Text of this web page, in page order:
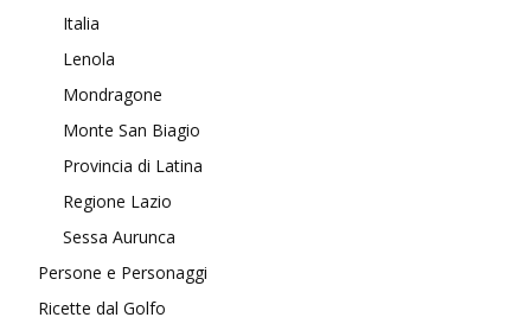
Italia
Lenola
Mondragone
Monte San Biagio
Provincia di Latina
Regione Lazio
Sessa Aurunca
Persone e Personaggi
Ricette dal Golfo